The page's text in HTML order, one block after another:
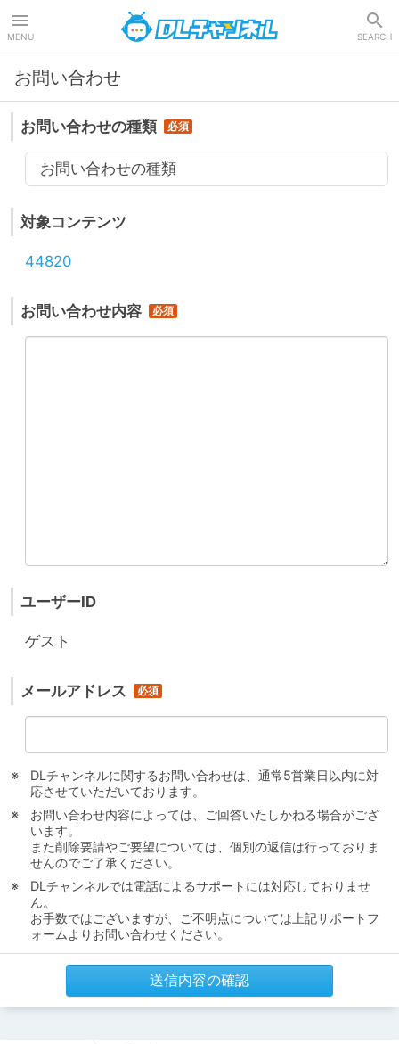
MENU SEARCH
お問い合わせ
お問い合わせの種類
お問い合わせの種類
対象コンテンツ
44820
お問い合わせ内容
ユーザーID
ゲスト
メールアドレス
DLチャンネルに関するお問い合わせは、通常5営業日以内に対
応させていただいております。
お問い合わせ内容によっては、ご回答いたしかねる場合がござ
います。
また削除要請やご要望については、個別の返信は行っておりま
せんのでご了承ください。
DLチャンネルでは電話によるサポートには対応しておりませ
ん。
お手数ではございますが、ご不明点については上記サポートフ
ォームよりお問い合わせください。
送信内容の確認